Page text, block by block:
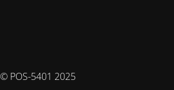
© POS-5401 2025